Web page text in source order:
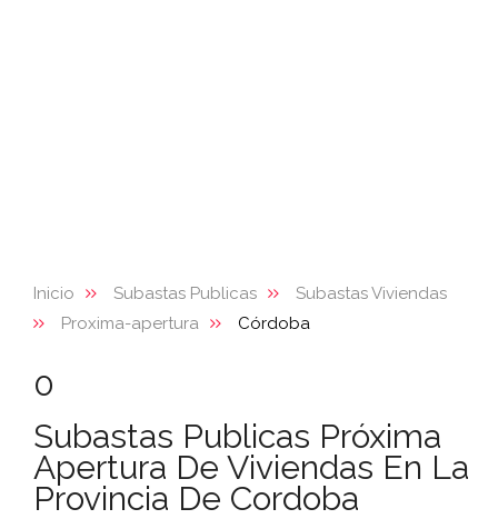
Inicio Subastas Publicas
Subastas Viviendas
Proxima-apertura
Córdoba
0
Subastas Publicas Próxima
Apertura De Viviendas En La
Provincia De Cordoba